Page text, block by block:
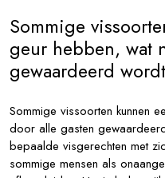
Sommige
geur hebben, wat
gewaardeerd
Sommige vissoorten kunnen
door alle gasten
bepaalde visgerechten met
sommige mensen als